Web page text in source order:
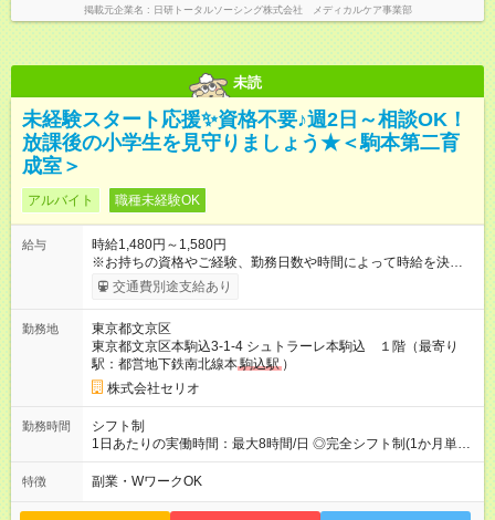
掲載元企業名 日研トータルソーシング株式会社 メディカルケア事業部
未読
未経験スタート応援✨資格不要♪週2日～相談OK！
放課後の小学生を見守りましょう★＜駒本第二育
成室＞
アルバイト 職種未経験OK
給与
時給1,480円～1,580円
※お持ちの資格やご経験、勤務日数や時間によって時給を決定い
たします。 【試用期間】試用期間あり 試用期間の長さ：3ヶ月
雇用形態、給与は本採用時と同じです。
交通費別途支給あり
勤務地
東京都文京区
東京都文京区本駒込3-1-4 シュトラーレ本駒込 １階（最寄り
駅：都営地下鉄南北線本駒込駅 ）
株式会社セリオ
勤務時間
シフト制
1日あたりの実働時間：最大8時間/日 ◎完全シフト制(1か月単
位)◎ 月～土(週2日～OK) ＜平日＞ 13:15～18:45（実働5.5時
間） ＜土曜＞ 8:00～17:30（実働5～8時間) ＜学校休業日＞
上：45分、8時間以上：60分）
特徴 副業・WワークOK